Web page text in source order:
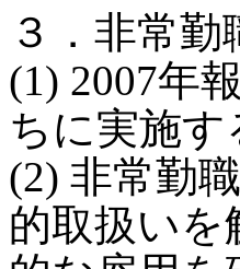
３．非常
(1) 2007年
ちに実施す
(2) 非常勤
的取扱いを